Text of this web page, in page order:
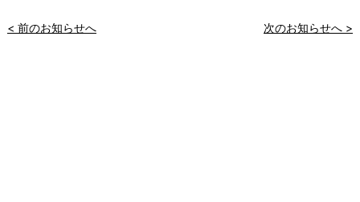
< 前のお知らせへ 次のお知らせへ >